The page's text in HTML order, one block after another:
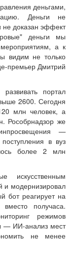
деньгами,
Деньги не
не доказан эффект
деньги мы
а к
видим не только
премьер Дмитрий
портал
2600. Сегодня
млн человек, а
Рособрнадзор же
—
в вуз
более 2 млн
искусственным
и модернизировал
бот реагирует на
получаса.
режимов
— ИИ-анализ мест
не менее